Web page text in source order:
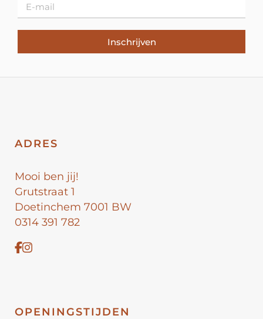
Inschrijven
ADRES
Mooi ben jij!
Grutstraat 1
Doetinchem 7001 BW
0314 391 782
OPENINGSTIJDEN